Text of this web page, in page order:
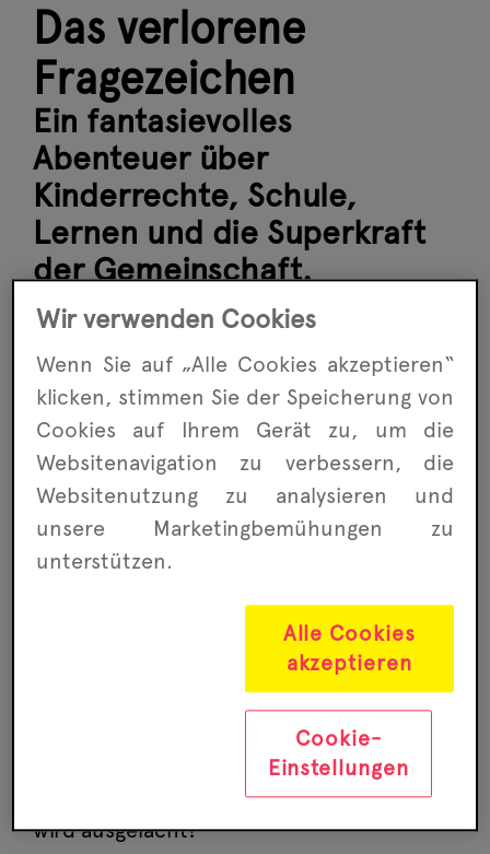
Das verlorene
Fragezeichen
Ein fantasievolles
Abenteuer über
Kinderrechte, Schule,
Lernen und die Superkraft
der Gemeinschaft.
An dieser Schule ist der Spaß garantiert:
Trampolin statt Mathe und jeden Tag Eis.
Klingt fantastisch, oder? Und so vergnügen
sich die Schüler*innen, ohne sich viele
Gedanken zu machen seit Jahren, denn
Nachdenken und Fragen sind unnötig,
sogar verpönt und wer es trotzdem wagt,
wird ausgelacht!
Wir verwenden Cookies
Wenn Sie auf „Alle Cookies akzeptieren“
klicken, stimmen Sie der Speicherung von
Cookies auf Ihrem Gerät zu, um die
Websitenavigation zu ver­bessern, die
Website­nutzung zu analysieren und
unsere Marketing­bemühungen zu
unterstützen.
Alle Cookies
akzeptieren
Cookie-
Einstellungen